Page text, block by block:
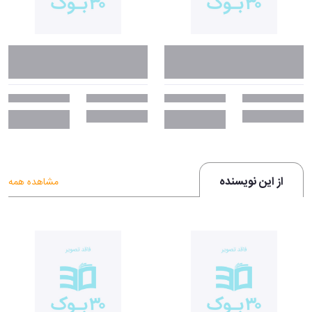
شخصیت سالم‌تر بیابیم، زندگی خود را تغییر دهید.
جملات درخشانی از کتاب چگونه شخصیت
سالم‌تر بیابیم:
«معیار و راهنمای شما در تشخیص لزوم و حقانیت آن‌ها میزان رکودی است که
به سبب وجود این قبیل احساس‌ها به آن دچار می‌شوید. مراتب مختلف رکود
چنین است شما دچار رکود شده‌اید. آیا خجالتی بودن شما مانع دیدار اشخاصی
می‌شود که مایل به آشنایی با آن‌ها هستید؟ اگر این‌طور است شما راکد
یک احساس منفی آنی دچار بی‌خوابی یا ضعف روابط جنسی می‌شوید؟ این
نشانه‌ها همگی بر رکود دلالت دارند: یعنی حالتی که خواه خفیف باشد خواه
حاد، مانع عملکرد شما به صورت دلخواه می‌شود. اگر احساسات شما به چنین
حالتی می‌انجامد دیگر نیازی نیست تا برای رهایی از شر آن‌ها به جستجوی
از این نویسنده مشاهده همه